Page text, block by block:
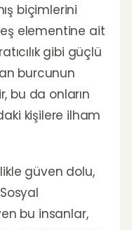
biçimlerini
elementine ait
gibi güçlü
burcunun
bu da onların
kişilere ilham
güven dolu,
bu insanlar,